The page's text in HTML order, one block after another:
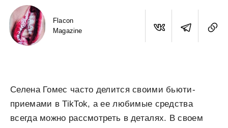
Flacon
Magazine
Селена Гомес часто делится своими бьюти-
приемами в TikTok, а ее любимые средства
всегда можно рассмотреть в деталях. В своем